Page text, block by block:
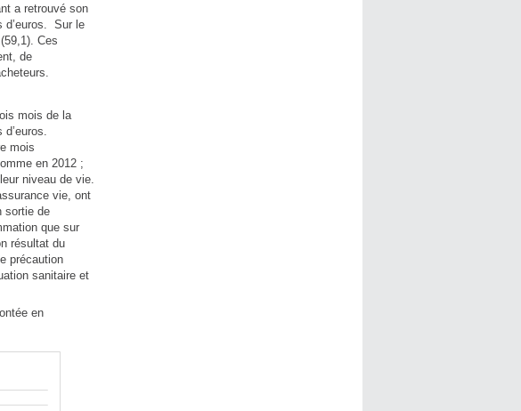
a retrouvé son
d’euros. Sur le
Ces
de
mois de la
mois
en 2012 ;
niveau de vie.
vie, ont
sortie de
que sur
résultat du
précaution
sanitaire et
en